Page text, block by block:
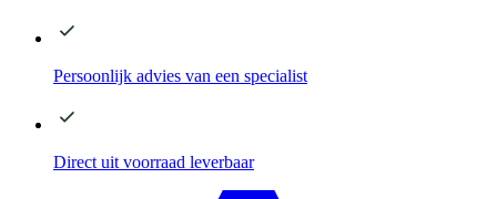
Persoonlijk advies van een specialist
Direct uit voorraad leverbaar